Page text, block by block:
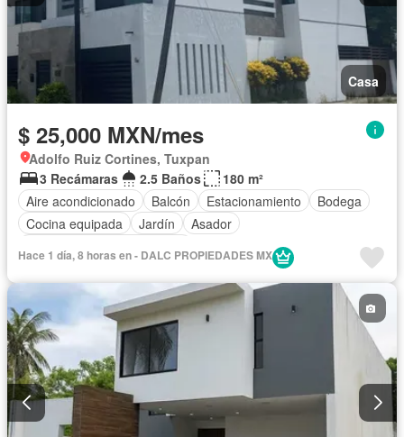
Casa
$ 25,000 MXN/mes
Adolfo Ruiz Cortines, Tuxpan
3 Recámaras
2.5 Baños
180 m²
Aire acondicionado
Balcón Estacionamiento
Bodega
Cocina equipada
Jardín
Asador
Hace 1 día, 8 horas en - DALC PROPIEDADES MX